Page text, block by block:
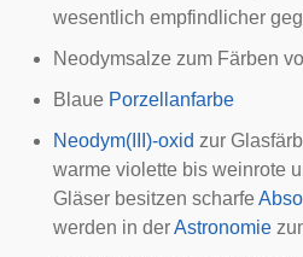
wesentlich empfindlicher
Neodymsalze zum Färben
Blaue Porzellanfarbe
Neodym(III)-oxid zur
warme violette bis weinrote
Gläser besitzen scharfe
werden in derAstronomie